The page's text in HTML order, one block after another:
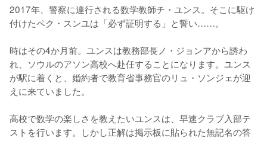
2017年、警察に連行される数学教師チ・ユンス。そこに駆け
付けたペク・スンユは「必ず証明する」と誓い……。
時はその4か月前。ユンスは教務部長ノ・ジョンアから誘わ
れ、ソウルのアソン高校へ赴任することになります。ユンス
が駅に着くと、婚約者で教育省事務官のリュ・ソンジェが迎
えに来ていました。
高校で数学の楽しさを教えたいユンスは、早速クラブ入部テ
ストを行います。しかし正解は掲示板に貼られた無記名の答